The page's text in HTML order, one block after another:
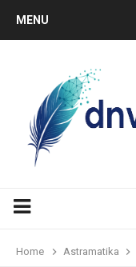
MENU
Home Astramatika